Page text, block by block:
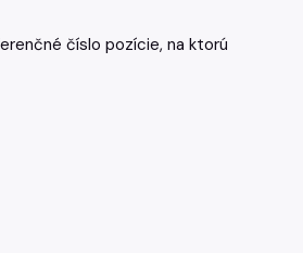
číslo pozície, na ktorú